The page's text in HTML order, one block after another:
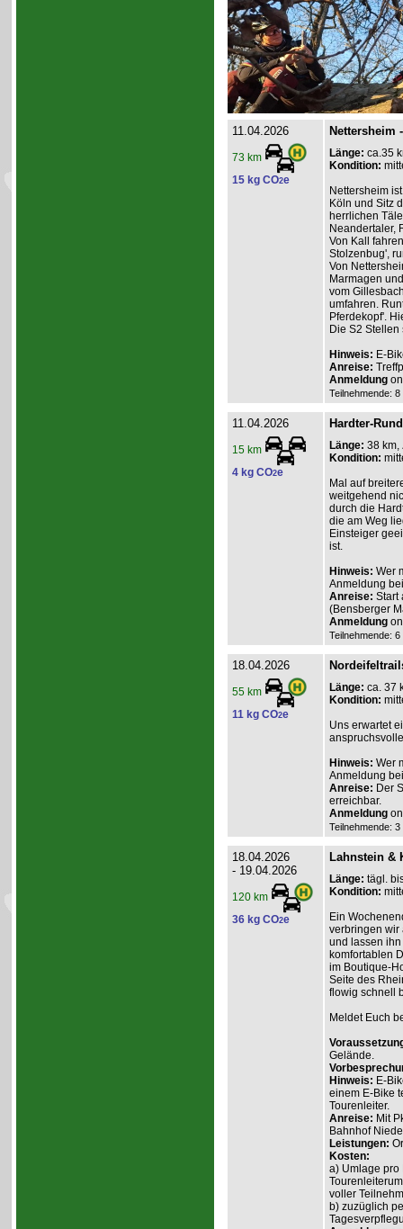
11.04.2026
73 km
15 kg CO2e
Nettersheim
Länge: ca.35
Kondition:
Nettersheim
Köln und Sitz
herrlichen
Neandertaler,
Von Kall
Stolzenbug',
Von
Marmagen
vom
umfahren.
Pferdekopf'.
Die S2
Hinweis: E-
Anreise:
Anmeldung
Teilnehmende:
11.04.2026
15 km
4 kg CO2e
Hardter-
Länge: 38 km,
Kondition:
Mal auf
weitgehend
durch die
die am Weg
Einsteiger
ist.
Hinweis: Wer
Anmeldung
Anreise: Start
(Bensberger
Anmeldung
Teilnehmende:
18.04.2026
55 km
11 kg CO2e
Länge: ca. 37
Kondition:
Uns erwartet
Hinweis: Wer
Anmeldung
Anreise: Der
erreichbar.
Anmeldung
Teilnehmende:
18.04.2026
- 19.04.2026
120 km
36 kg CO2e
Lahnstein &
Länge: tägl.
Kondition:
Ein
verbringen wir
und lassen
komfortablen
im Boutique-
Seite des
flowig schnell
Meldet Euch
Gelände.
Hinweis: E-
einem E-Bike
Tourenleiter.
Anreise: Mit
Bahnhof
Leistungen:
Kosten:
a) Umlage pro
voller
b) zuzüglich